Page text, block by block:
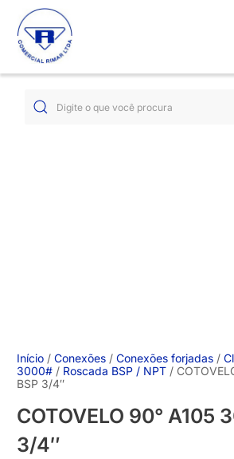
Início /Conexões /Conexões forjadas /
3000# / Roscada BSP / NPT /
BSP 3/4″
COTOVELO 90° A105
3/4″